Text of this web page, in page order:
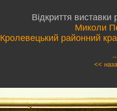
Відкриття виставки
Миколи
Кролевецький районний
<<